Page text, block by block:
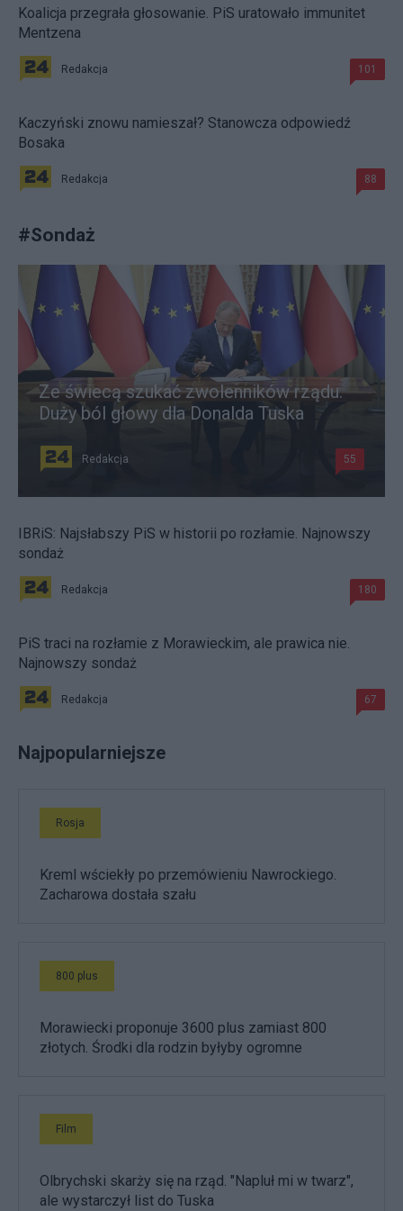
Koalicja przegrała głosowanie. PiS uratowało immunitet
Mentzena
Redakcja 101
Kaczyński znowu namieszał? Stanowcza odpowiedź
Bosaka
Redakcja 88
#Sondaż
Ze świecą szukać zwolenników rządu.
Duży ból głowy dla Donalda Tuska
Redakcja 55
IBRiS: Najsłabszy PiS w historii po rozłamie. Najnowszy
sondaż
Redakcja 180
PiS traci na rozłamie z Morawieckim, ale prawica nie.
Najnowszy sondaż
Redakcja 67
Najpopularniejsze
Rosja
Kreml wściekły po przemówieniu Nawrockiego.
Zacharowa dostała szału
800 plus
Morawiecki proponuje 3600 plus zamiast 800
złotych. Środki dla rodzin byłyby ogromne
Film
Olbrychski skarży się na rząd. "Napluł mi w twarz",
ale wystarczył list do Tuska